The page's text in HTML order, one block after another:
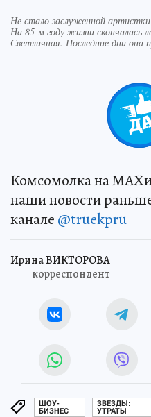
Не стало заслуженной
На 85-м году жизни скончалась
Светличная. Последние дни она
Комсомолка на
наши новости
канале @truekpru
Ирина ВИКТОРОВА
корреспондент
ШОУ-
БИЗНЕС
ЗВЕЗДЫ:
УТРАТЫ